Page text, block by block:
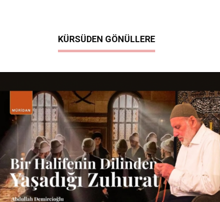
KÜRSÜDEN GÖNÜLLERE